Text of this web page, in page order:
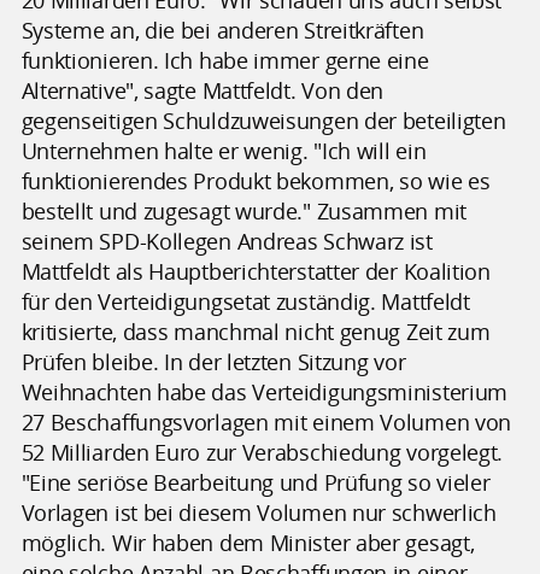
Systeme an, die bei anderen Streitkräften
funktionieren. Ich habe immer gerne eine
Alternative", sagte Mattfeldt. Von den
gegenseitigen Schuldzuweisungen der beteiligten
Unternehmen halte er wenig. "Ich will ein
funktionierendes Produkt bekommen, so wie es
bestellt und zugesagt wurde." Zusammen mit
seinem SPD-Kollegen Andreas Schwarz ist
Mattfeldt als Hauptberichterstatter der Koalition
für den Verteidigungsetat zuständig. Mattfeldt
kritisierte, dass manchmal nicht genug Zeit zum
Prüfen bleibe. In der letzten Sitzung vor
Weihnachten habe das Verteidigungsministerium
27 Beschaffungsvorlagen mit einem Volumen von
52 Milliarden Euro zur Verabschiedung vorgelegt.
"Eine seriöse Bearbeitung und Prüfung so vieler
Vorlagen ist bei diesem Volumen nur schwerlich
möglich. Wir haben dem Minister aber gesagt,